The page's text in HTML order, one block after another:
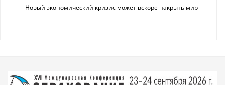
Новый экономический кризис может вскоре накрыть мир